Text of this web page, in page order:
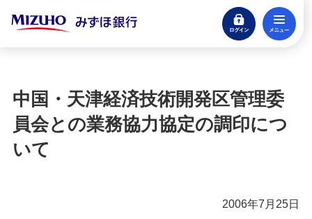
ログイン
閉じる
口座開設
来店不要・スマホで完結
中国・天津経済技術開発区管理委
員会との業務協力協定の調印につ
いて
2006年7月25日